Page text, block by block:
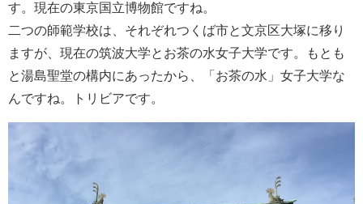
す。現在の東京国立博物館ですね。
二つの師範学校は、それぞれつくば市と文京区大塚に移り
ますが、現在の筑波大学とお茶の水女子大学です。もとも
と湯島聖堂の構内にあったから、「お茶の水」女子大学な
んですね。トリビアです。